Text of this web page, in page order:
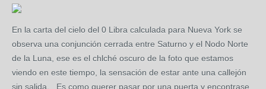
En la carta del cielo del 0 Libra calculada para Nueva York se
observa una conjunción cerrada entre Saturno y el Nodo Norte
de la Luna, ese es el chlché oscuro de la foto que estamos
viendo en este tiempo, la sensación de estar ante una callejón
sin salida. Es como querer pasar por una puerta y encontrase